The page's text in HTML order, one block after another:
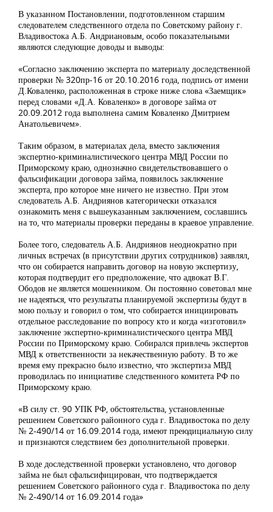
В указанном Постановлении, подготовленном старшим
следователем следственного отдела по Советскому району г.
Владивостока А.Б. Андриановым, особо показательными
являются следующие доводы и выводы:
«Согласно заключению эксперта по материалу доследственной
проверки № 320пр-16 от 20.10.2016 года, подпись от имени
Д.Коваленко, расположенная в строке ниже слова «Заемщик»
перед словами «Д.А. Коваленко» в договоре займа от
20.09.2012 года выполнена самим Коваленко Дмитрием
Анатольевичем».
Таким образом, в материалах дела, вместо заключения
экспертно-криминалистического центра МВД России по
Приморскому краю, однозначно свидетельствовавшего о
фальсификации договора займа, появилось заключение
эксперта, про которое мне ничего не известно. При этом
следователь А.Б. Андриянов категорически отказался
ознакомить меня с вышеуказанным заключением, сославшись
на то, что материалы проверки переданы в краевое управление.
Более того, следователь А.Б. Андриянов неоднократно при
личных встречах (в присутствии других сотрудников) заявлял,
что он собирается направить договор на новую экспертизу,
которая подтвердит его предположение, что адвокат В.Г.
Ободов не является мошенником. Он постоянно советовал мне
не надеяться, что результаты планируемой экспертизы будут в
мою пользу и говорил о том, что собирается инициировать
отдельное расследование по вопросу кто и когда «изготовил»
заключение экспертно-криминалистического центра МВД
России по Приморскому краю. Собирался привлечь экспертов
МВД к ответственности за некачественную работу. В то же
время ему прекрасно было известно, что экспертиза МВД
проводилась по инициативе следственного комитета РФ по
Приморскому краю.
«В силу ст. 90 УПК РФ, обстоятельства, установленные
решением Советского районного суда г. Владивостока по делу
№ 2-490/14 от 16.09.2014 года, имеют преюдициальную силу
и признаются следствием без дополнительной проверки.
В ходе доследственной проверки установлено, что договор
займа не был сфальсифицирован, что подтверждается
решением Советского районного суда г. Владивостока по делу
№ 2-490/14 от 16.09.2014 года»